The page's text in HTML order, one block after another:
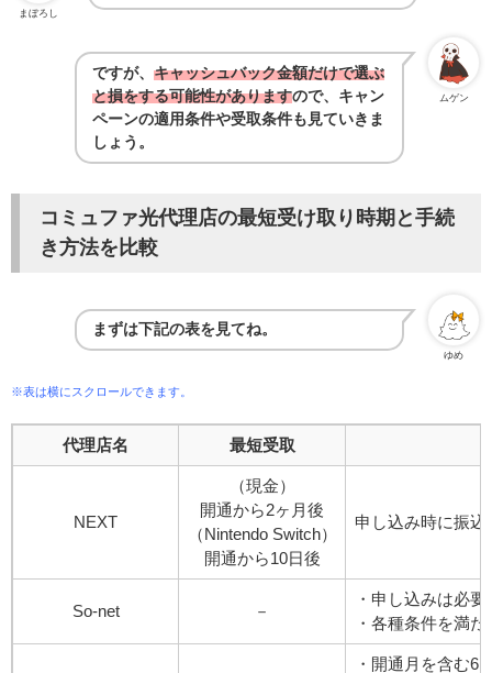
まぼろし
ムゲン
ですが、 キャッシュバック金額だけで選ぶ
と損をする可能性がありますので、キャン
ペーンの適用条件や受取条件も見ていきま
しょう。
コミュファ光代理店の最短受け取り時期と手続
き方法を比較
ゆめ
まずは下記の表を見てね。
※表は横にスクロールできます。
代理店名 最短受取
NEXT
（現金）
開通から2ヶ月後
（Nintendo Switch）
開通から10日後
申し込み時に振
So-net －
・申し込みは必要
・各種条件を満
・開通月を含む6